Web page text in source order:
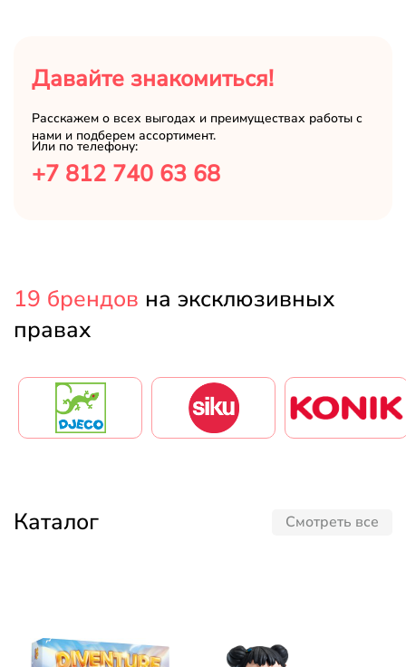
Давайте знакомиться!
Расскажем о всех выгодах и преимуществах работы с
нами и подберем ассортимент.
Или по телефону:
+7 812 740 63 68
19 брендов на эксклюзивных
правах
Каталог Смотреть все